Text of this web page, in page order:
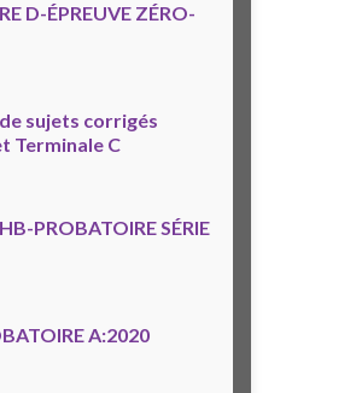
D-ÉPREUVE ZÉRO-
sujets corrigés
Terminale C
PROBATOIRE SÉRIE
A:2020